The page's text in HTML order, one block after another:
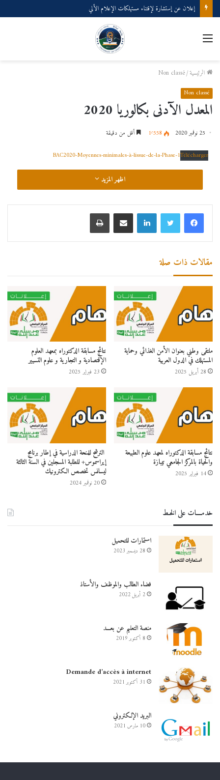
إعلان عن إستشارة لإقتناء مستهلكات الإعلام الألي
القائمة
الرئيسية/
Non classé
Non classé
المعدل الآدنى بكالوريا 2020
25 نوفمبر 2020 1٬558 أقل من دقيقة
BAC2020-Moyennes-minimales-à-lissue-de-la-Phase-1Télécharger
اظهر المزيد
لينكدإن مشاركة عبر البريد طباعة
مقالات ذات صلة
ملتقى وطني بعنوان الأمن الغذائي وحماية
المستهلك في الدول العربية
28 أبريل 2025
نتائج مسابقة الدكتوراه بمعهد العلوم
الإقتصادية و التجارية و علوم التسيير
23 فبراير 2025
نتائج مسابقة الدكتوراه لمعهد علوم الطبيعة
والحياة بالمركز الجامعي تيبازة
14 فبراير 2025
الترشح للمنحة الدراسية في إطار برنامج
إيراسموس+ للطلبة المسجلين في السنة الثالثة
ليسانس تخصص الكترونيك
20 نوفمبر 2024
خدمــــات على الخـط
استمارات للتحميل
28 ديسمبر 2023
فضاء الطالب والموظف والأستاذ
2 أبريل 2022
منصة التعليم عن بعـــد
8 أكتوبر 2019
Demande d’accès à internet
31 أكتوبر 2021
البريد الإلكتروني
10 مارس 2021